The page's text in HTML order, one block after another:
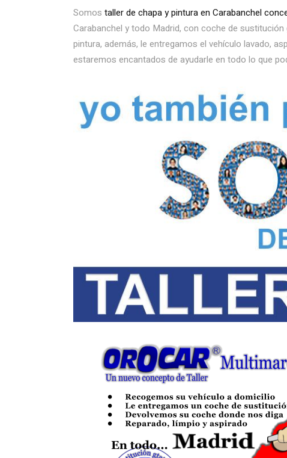
Somos taller de chapa y pintura en Carabanchel
Carabanchel y todo Madrid, con coche de
pintura, además, le entregamos el vehículo lavado,
estaremos encantados de ayudarle en todo lo que